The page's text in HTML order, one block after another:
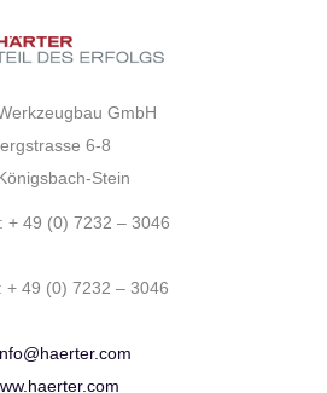
GmbH
6-8
Stein
+ 49 (0) 7232 – 3046
+ 49 (0) 7232 – 3046